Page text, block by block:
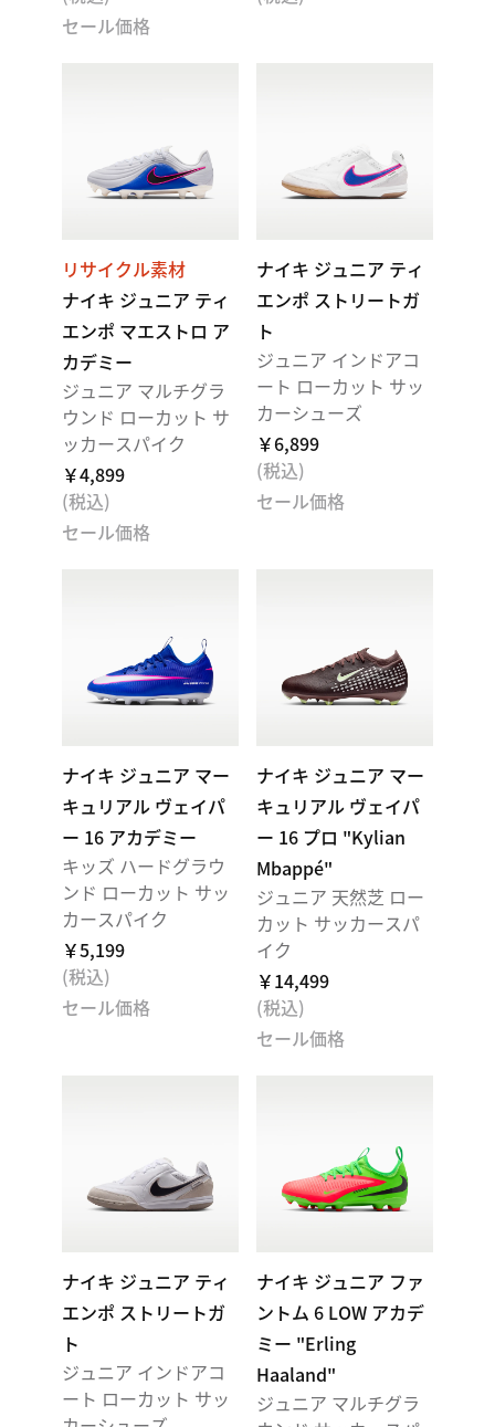
セール価格
リサイクル素材
ナイキ ジュニア ティ
エンポ マエストロ ア
カデミー
ジュニア マルチグラ
ウンド ローカット サ
ッカースパイク
￥4,899
(税込)
セール価格
ナイキ ジュニア ティ
エンポ ストリートガ
ト
ジュニア インドアコ
ート ローカット サッ
カーシューズ
￥6,899
(税込)
セール価格
ナイキ ジュニア マー
キュリアル ヴェイパ
ー 16 アカデミー
キッズ ハードグラウ
ンド ローカット サッ
カースパイク
￥5,199
(税込)
セール価格
ナイキ ジュニア マー
キュリアル ヴェイパ
ー 16 プロ "Kylian
Mbappé"
ジュニア 天然芝 ロー
カット サッカースパ
イク
￥14,499
(税込)
セール価格
ナイキ ジュニア ティ
エンポ ストリートガ
ト
ジュニア インドアコ
ート ローカット サッ
ナイキ ジュニア ファ
ントム 6 LOW アカデ
ミー "Erling
Haaland"
ジュニア マルチグラ